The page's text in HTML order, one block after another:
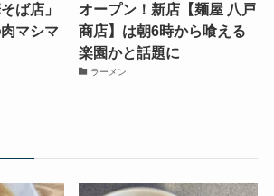
ば店」
マシマ
オープン！新店【麺屋 八戸
商店】は朝6時から喰える
楽園かと話題に
ラーメン